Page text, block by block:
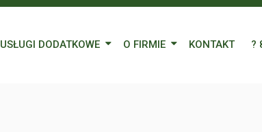
USŁUGI DODATKOWE O FIRMIE KONTAKT ?